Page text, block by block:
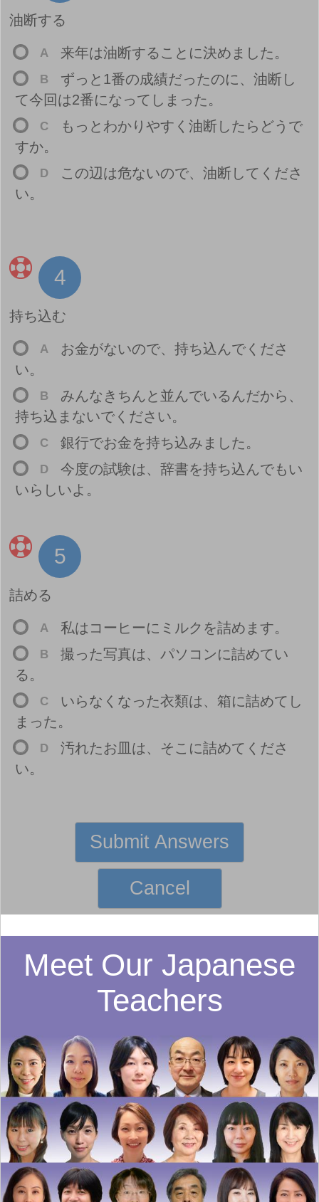
油断する
A 来年は油断することに決めました。
B ずっと1番の成績だったのに、 油断し
て今回 は2番になってしまった。
C もっとわかりやすく 油断したらどうで
すか。
D この辺 は危ないので、 油断してくださ
い。
4
持ち込む
A お金がないので、 持ち込んでくださ
い。
B みんなきちんと 並んでいるんだから、
持ち込 まないでください。
C 銀行でお金を持ち込みました。
D 今度の試験は、 辞書を持ち込んでもい
いらしいよ。
5
詰める
A 私はコーヒーにミルクを詰めます。
B 撮った写真は、パソコンに詰めてい
る。
C いらなくなった衣類は、 箱に詰めてし
まった。
D 汚れたお 皿 は、そこに詰めてくださ
い。
Submit Answers
Cancel
Meet Our Japanese
Teachers